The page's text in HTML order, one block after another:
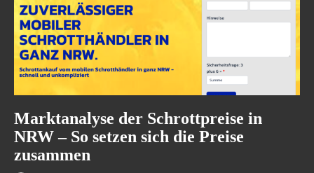
Marktanalyse der Schrottpreise in
NRW – So setzen sich die Preise
zusammen